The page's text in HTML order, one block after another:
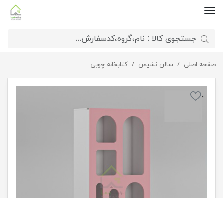
صفحه اصلی سالن نشیمن کتابخانه چوبی کتابخانه طرح منحنی